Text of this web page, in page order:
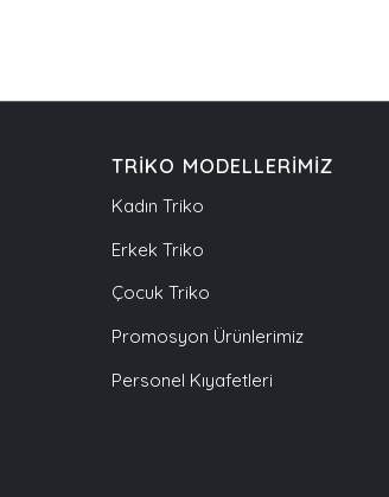
TRİKO MODELLERİMİZ
Kadın Triko
Erkek Triko
Çocuk Triko
Promosyon Ürünlerimiz
Personel Kıyafetleri